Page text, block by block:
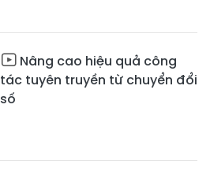
Nâng cao hiệu quả công
tác tuyên truyền từ chuyển đổi
số